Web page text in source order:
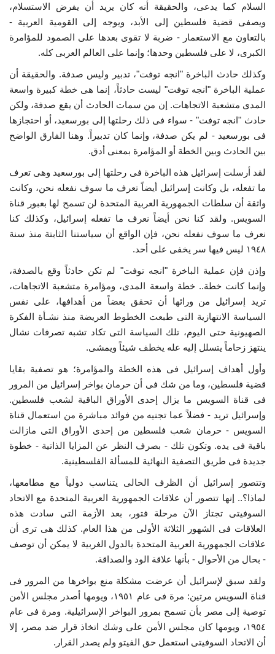
السلام كما يدعى، والحقيقة أنه كان يريد أن يفرض الاستسلام،
ويصفى قضية فلسطين إلى الأبد، ويوجه إلى القومية العربية -
بالتعاون مع الاستعمار - ضربة لا تقوى بعدها على الصمود للمؤامرة
الكبرى، لا على فلسطين وحدها؛ وإنما على العالم العربى كله.
وكذلك حادث الباخرة "انجه توفت"، تدبير وليس صدفة. والحقيقة أن
عملية الباخرة "انجه توفت" ليست حادثاً، إنما هى خطة كبيرة واسعة
المدى متشعبة الاتجاهات. إن من سمات الحادث أن يقع صدفة، ولكن
حادث "انجه توفت" - سواء فى ذلك رحلتها إلى بورسعيد، أو احتجازها
فى بورسعيد - لم يكن صدفة، وإنما كان تدبيراً. وهنا الفارق الواضح
بين الحادث وبين الخطة أو المؤامرة بمعنى أدق.
لقد أرسلت إسرائيل هذه الباخرة فى رحلتها إلى بورسعيد وهى تعرف
ما تفعله، بل وكانت إسرائيل أيضاً تعرف ما سوف نفعله نحن، وكانت
واثقة أن سلطات الجمهورية العربية المتحدة لن تسمح لها بعبور قناة
السويس. ولقد كنا نحن أيضاً نعرف ما تفعله إسرائيل، وكذلك كنا
نعرف ما سوف نفعله نحن، فإن الواقع أن سياستنا الثابتة منذ سنة
١٩٤٨ ليس فيها سر يخفى على أحد.
وإذن فإن عملية الباخرة "انجه توفت" لم تكن حادثاً وقع بالصدفة،
وإنما كانت خطة.. خطة واسعة المدى، ومؤامرة متشعبة الاتجاهات،
تريد إسرائيل من ورائها أن تحقق بعضاً من أهدافها، على نفس
السياسة الانتهازية التى طبعت الخطوط العريضة منذ نشـأة الفكرة
الصهيونية حتى اليوم، تلك السياسة التى تكاد تشبه تصرفات نشال
ينتهز زحاماً يتسلل إليه عله يخطف شيئاً ويمشى.
وأول أهداف إسرائيل فى هذه الخطة والمؤامرة؛ هو تصفية بقايا
قضية فلسطين، وما من شك فى أن حرمان بواخر إسرائيل من المرور
فى قناة السويس ما يزال إحدى الأوراق الباقية لشعب فلسطين.
وإسرائيل تريد - فضلاً عما تجنيه من فوائد مباشرة من استعمال قناة
السويس - حرمان شعب فلسطين من إحدى الأوراق التى مازالت
باقية فى يده. وتكون تلك - بصرف النظر عن المزايا الذاتية - خطوة
جديدة فى طريق التصفية النهائية للمسألة الفلسطينية.
وتتصور إسرائيل أن الظرف الحالى يتناسب دولياً مع مطامعها،
لماذا؟.. إنها تتصور أن علاقات الجمهورية العربية المتحدة مع الاتحاد
السوفيتى تجتاز الآن مرحلة فتور، بعد الأزمة التى سادت هذه
العلاقات فى الشهور الثلاثة الأولى من هذا العام. كذلك هى ترى أن
علاقات الجمهورية العربية المتحدة بالدول الغربية لا يمكن أن توصف
- بحال من الأحوال - بأنها علاقة الود والصداقة.
ولقد سبق لإسرائيل أن عرضت مشكلة منع بواخرها من المرور فى
قناة السويس مرتين: مرة فى عام ١٩٥١، ويومها أصدر مجلس الأمن
توصية إلى مصر بأن تسمح بمرور البواخر الإسرائيلية. ومرة فى عام
١٩٥٤، ويومها كان مجلس الأمن على وشك اتخاذ قرار ضد مصر، إلا
أن الاتحاد السوفيتى استعمل حق الفيتو ولم يصدر القرار.